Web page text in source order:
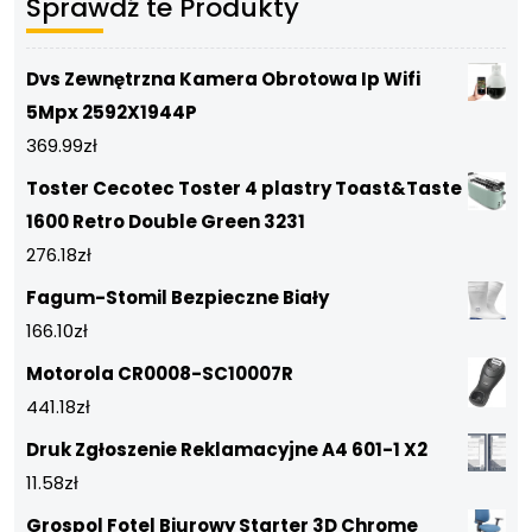
Sprawdź te Produkty
Dvs Zewnętrzna Kamera Obrotowa Ip Wifi
5Mpx 2592X1944P
369.99zł
Toster Cecotec Toster 4 plastry Toast&Taste
1600 Retro Double Green 3231
276.18zł
Fagum-Stomil Bezpieczne Biały
166.10zł
Motorola CR0008-SC10007R
441.18zł
Druk Zgłoszenie Reklamacyjne A4 601-1 X2
11.58zł
Grospol Fotel Biurowy Starter 3D Chrome